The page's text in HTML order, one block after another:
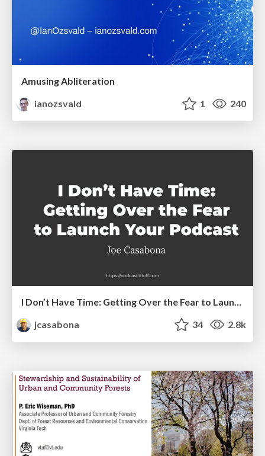
Amusing Abliteration
ianozsvald
1 240
jcasabona
34 2.8k